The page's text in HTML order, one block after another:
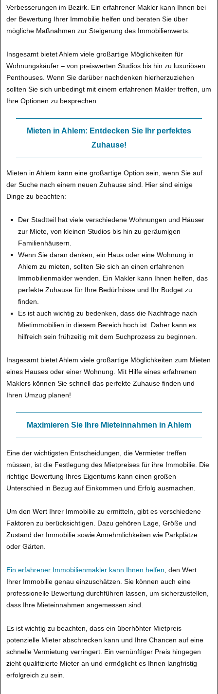
Verbesserungen im Bezirk. Ein erfahrener Makler kann Ihnen bei
der Bewertung Ihrer Immobilie helfen und beraten Sie über
mögliche Maßnahmen zur Steigerung des Immobilienwerts.
Insgesamt bietet Ahlem viele großartige Möglichkeiten für
Wohnungskäufer – von preiswerten Studios bis hin zu luxuriösen
Penthouses. Wenn Sie darüber nachdenken hierherzuziehen
sollten Sie sich unbedingt mit einem erfahrenen Makler treffen, um
Ihre Optionen zu besprechen.
Mieten in Ahlem: Entdecken Sie Ihr perfektes
Zuhause!
Mieten in Ahlem kann eine großartige Option sein, wenn Sie auf
der Suche nach einem neuen Zuhause sind. Hier sind einige
Dinge zu beachten:
Der Stadtteil hat viele verschiedene Wohnungen und Häuser
zur Miete, von kleinen Studios bis hin zu geräumigen
Familienhäusern.
Wenn Sie daran denken, ein Haus oder eine Wohnung in
Ahlem zu mieten, sollten Sie sich an einen erfahrenen
Immobilienmakler wenden. Ein Makler kann Ihnen helfen, das
perfekte Zuhause für Ihre Bedürfnisse und Ihr Budget zu
finden.
Es ist auch wichtig zu bedenken, dass die Nachfrage nach
Mietimmobilien in diesem Bereich hoch ist. Daher kann es
hilfreich sein frühzeitig mit dem Suchprozess zu beginnen.
Insgesamt bietet Ahlem viele großartige Möglichkeiten zum Mieten
eines Hauses oder einer Wohnung. Mit Hilfe eines erfahrenen
Maklers können Sie schnell das perfekte Zuhause finden und
Ihren Umzug planen!
Maximieren Sie Ihre Mieteinnahmen in Ahlem
Eine der wichtigsten Entscheidungen, die Vermieter treffen
müssen, ist die Festlegung des Mietpreises für ihre Immobilie. Die
richtige Bewertung Ihres Eigentums kann einen großen
Unterschied in Bezug auf Einkommen und Erfolg ausmachen.
Um den Wert Ihrer Immobilie zu ermitteln, gibt es verschiedene
Faktoren zu berücksichtigen. Dazu gehören Lage, Größe und
Zustand der Immobilie sowie Annehmlichkeiten wie Parkplätze
oder Gärten.
Ein erfahrener Immobilienmakler kann Ihnen helfen , den Wert
Ihrer Immobilie genau einzuschätzen. Sie können auch eine
professionelle Bewertung durchführen lassen, um sicherzustellen,
dass Ihre Mieteinnahmen angemessen sind.
Es ist wichtig zu beachten, dass ein überhöhter Mietpreis
potenzielle Mieter abschrecken kann und Ihre Chancen auf eine
schnelle Vermietung verringert. Ein vernünftiger Preis hingegen
zieht qualifizierte Mieter an und ermöglicht es Ihnen langfristig
erfolgreich zu sein.